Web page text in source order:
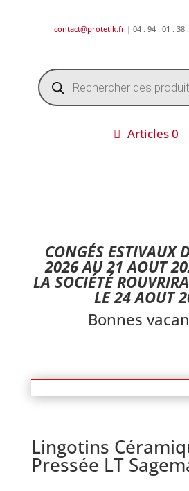
contact@protetik.fr | 04 . 94 . 01 . 38
Recherche
de
produits
Articles 0
CONGÉS ESTIVAUX
2026 AU 21 AOUT
LA SOCIÉTÉ
LE 24 AOUT
Bonnes
Lingotins
Pressée LT